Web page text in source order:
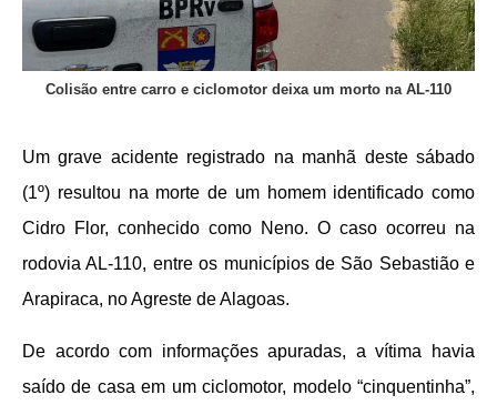
Colisão entre carro e ciclomotor deixa um morto na AL-110
Um grave acidente registrado na manhã deste sábado
(1º) resultou na morte de um homem identificado como
Cidro Flor, conhecido como Neno. O caso ocorreu na
rodovia AL-110, entre os municípios de São Sebastião e
Arapiraca, no Agreste de Alagoas.
De acordo com informações apuradas, a vítima havia
saído de casa em um ciclomotor, modelo “cinquentinha”,